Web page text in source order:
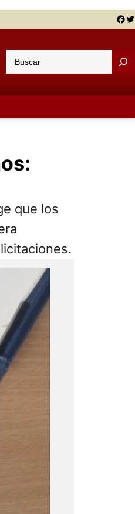
Facebook Twitter
u
a
que los